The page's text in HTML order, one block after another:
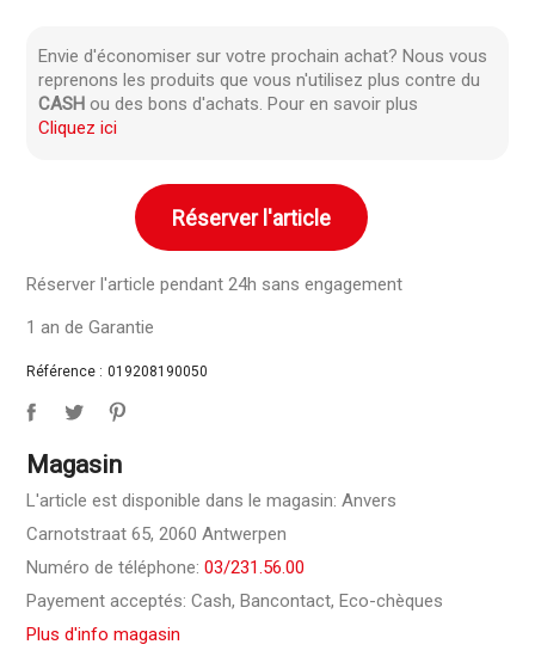
Envie d'économiser sur votre prochain achat? Nous vous
reprenons les produits que vous n'utilisez plus contre du
CASH ou des bons d'achats. Pour en savoir plus
Cliquez ici
Réserver l'article
Réserver l'article pendant 24h sans engagement
1 an de Garantie
Référence : 019208190050
Magasin
L'article est disponible dans le magasin: Anvers
Carnotstraat 65, 2060 Antwerpen
Numéro de téléphone:03/231.56.00
Payement acceptés: Cash, Bancontact, Eco-chèques
Plus d'info magasin